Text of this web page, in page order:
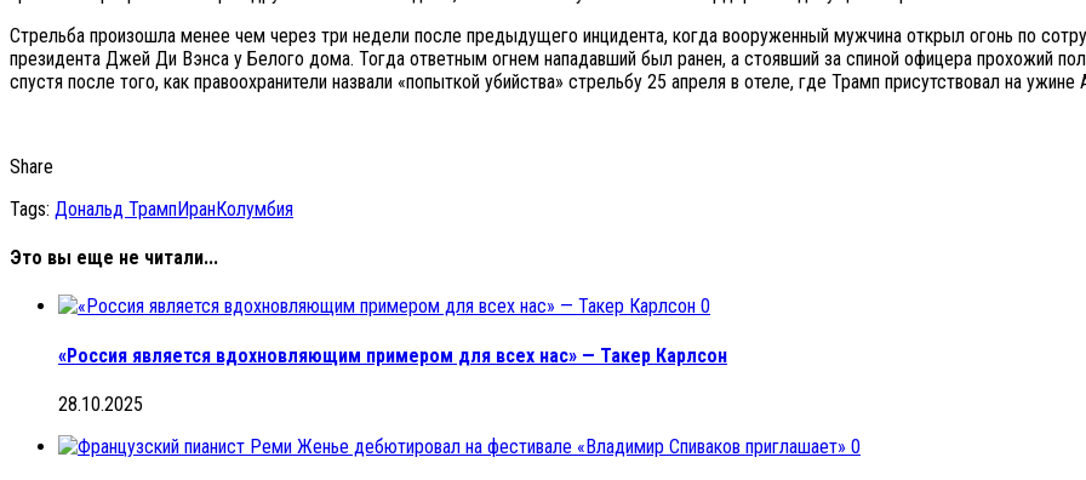
Стрельба произошла менее чем через три недели после предыдущего инцидента, когда вооруженный мужчина открыл огонь по
президента Джей Ди Вэнса у Белого дома. Тогда ответным огнем нападавший был ранен, а стоявший за спиной офицера прохожий
спустя после того, как правоохранители назвали «попыткой убийства» стрельбу 25 апреля в отеле, где Трамп присутствовал на
Share
Tags: Дональд ТрампИранКолумбия
Это вы еще не читали...
0
«Россия является вдохновляющим примером для всех нас» — Такер Карлсон
28.10.2025
0